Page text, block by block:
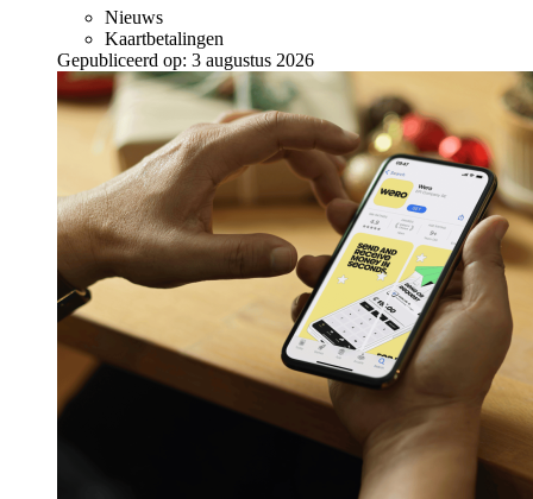
Nieuws
Kaartbetalingen
Gepubliceerd op: 3 augustus 2026